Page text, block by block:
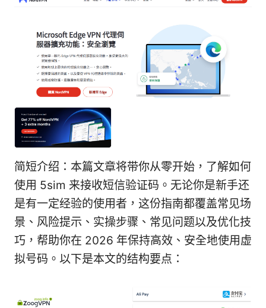
简短介绍：本篇文章将带你从零开始，了解如何
使用 5sim 来接收短信验证码。无论你是新手还
是有一定经验的使用者，这份指南都覆盖常见场
景、风险提示、实操步骤、常见问题以及优化技
巧，帮助你在 2026 年保持高效、安全地使用虚
拟号码。以下是本文的结构要点：